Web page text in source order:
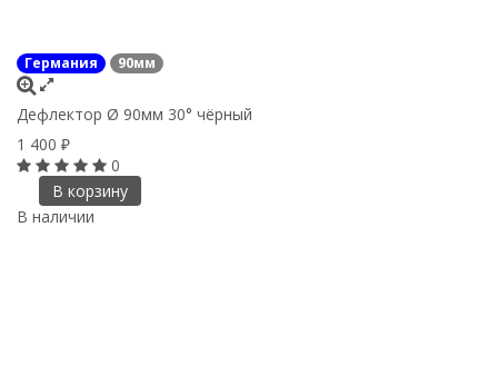
Германия 90мм
Дефлектор Ø 90мм 30° чёрный
1 400 ₽
0
В корзину
В наличии